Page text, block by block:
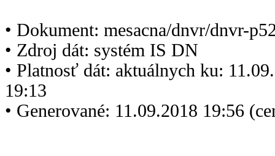
• Dokument: mesacna/dnvr/dnvr-
• Zdroj dát: systém IS DN
• Platnosť dát: aktuálnych ku:
19:13
• Generované: 11.09.2018 19:56